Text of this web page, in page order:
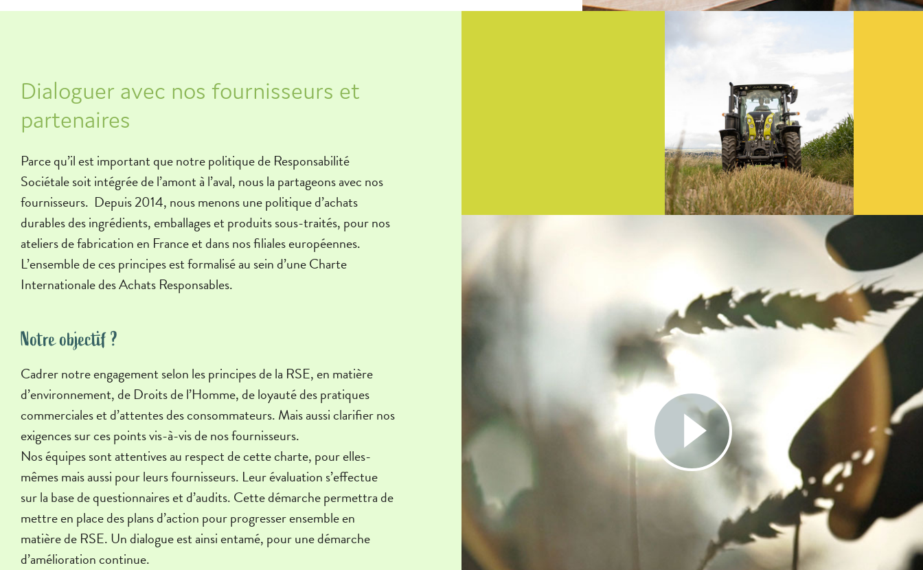
Dialoguer avec nos fournisseurs et
partenaires
Parce qu’il est important que notre politique de Responsabilité
Sociétale soit intégrée de l’amont à l’aval, nous la partageons avec nos
fournisseurs. Depuis 2014, nous menons une politique d’achats
durables des ingrédients, emballages et produits sous-traités, pour nos
ateliers de fabrication en France et dans nos filiales européennes.
L’ensemble de ces principes est formalisé au sein d’une Charte
Internationale des Achats Responsables.
Notre objectif ?
Cadrer notre engagement selon les principes de la RSE, en matière
d’environnement, de Droits de l’Homme, de loyauté des pratiques
commerciales et d’attentes des consommateurs. Mais aussi clarifier nos
exigences sur ces points vis-à-vis de nos fournisseurs.
Nos équipes sont attentives au respect de cette charte, pour elles-
mêmes mais aussi pour leurs fournisseurs. Leur évaluation s’effectue
sur la base de questionnaires et d’audits. Cette démarche permettra de
mettre en place des plans d’action pour progresser ensemble en
matière de RSE. Un dialogue est ainsi entamé, pour une démarche
d’amélioration continue.